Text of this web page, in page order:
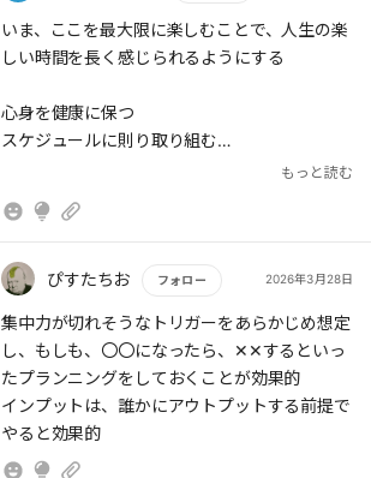
中力・モチベーションのすべてが向上し、カフ
ェイン摂取や偽薬では明確な変化は見られなか
った。つまり、「動く」ことこそが、最もパフ
るとミスの発生率は2倍に、4.4秒中断されると
4倍にまで跳ね上がることが明らかになった。
> スマホによって作業が止まる時間そのもの
もっと読む
いま、ここを最大限に楽しむことで、人生の楽
しい時間を長く感じられるようにする
心身を健康に保つ
スケジュールに則り取り組む
動くことで集中力を保つ
もっと読む
ぴすたちお フォロー 2026年3月28日
もっと読む
集中力が切れそうなトリガーをあらかじめ想定
し、もしも、〇〇になったら、✕✕するといっ
たプランニングをしておくことが効果的
インプットは、誰かにアウトプットする前提で
やると効果的